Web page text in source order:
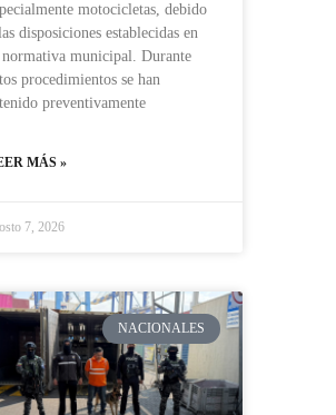
motocicletas, debido
disposiciones establecidas en
municipal. Durante
procedimientos se han
preventivamente
MÁS »
7, 2026
NACIONALES